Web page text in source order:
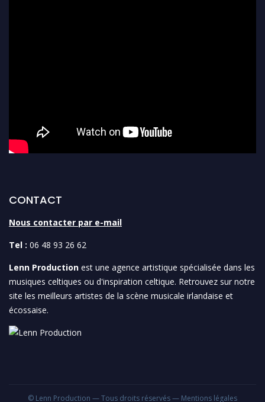
CONTACT
Nous contacter par e-mail
Tel : 06 48 93 26 62
Lenn Production est une agence artistique spécialisée dans les
musiques celtiques ou d'inspiration celtique. Retrouvez sur notre
site les meilleurs artistes de la scène musicale irlandaise et
écossaise.
© Lenn Production — Tous droits réservés — Mentions légales